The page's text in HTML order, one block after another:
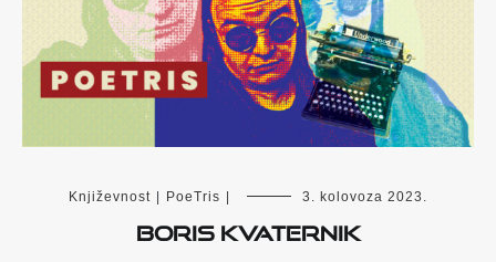
Književnost PoeTris 3. kolovoza 2023.
Boris Kvaternik